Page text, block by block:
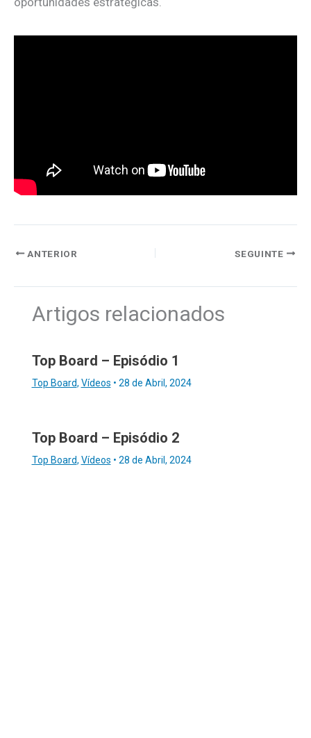
ANTERIOR SEGUINTE
Artigos relacionados
Top Board – Episódio 1
Top Board, Vídeos • 28 de Abril, 2024
Top Board – Episódio 2
Top Board, Vídeos • 28 de Abril, 2024